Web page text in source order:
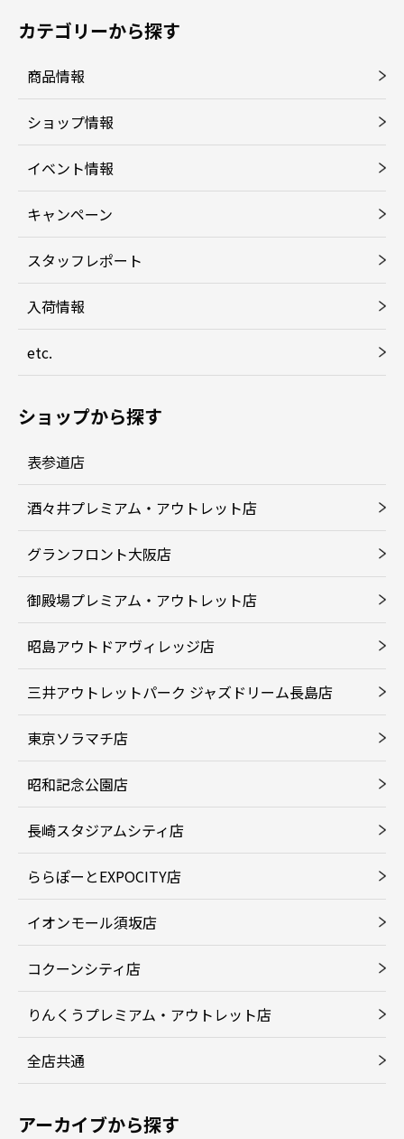
カテゴリーから探す
商品情報
ショップ情報
イベント情報
キャンペーン
スタッフレポート
入荷情報
etc.
ショップから探す
表参道店
酒々井プレミアム・アウトレット店
グランフロント大阪店
御殿場プレミアム・アウトレット店
昭島アウトドアヴィレッジ店
三井アウトレットパーク ジャズドリーム長島店
東京ソラマチ店
昭和記念公園店
長崎スタジアムシティ店
ららぽーとEXPOCITY店
イオンモール須坂店
コクーンシティ店
りんくうプレミアム・アウトレット店
全店共通
アーカイブから探す